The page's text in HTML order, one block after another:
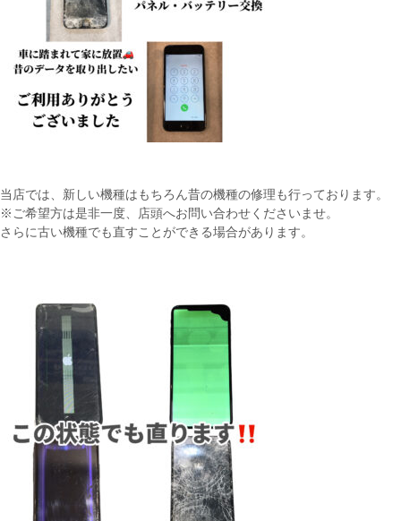
当店では、新しい機種はもちろん昔の機種の修理も行っております。
※ご希望方は是非一度、店頭へお問い合わせくださいませ。
さらに古い機種でも直すことができる場合があります。